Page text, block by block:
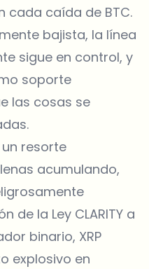
cada caída de BTC.
bajista, la línea
sigue en control, y
soporte
las cosas se
resorte
acumulando,
de la Ley CLARITY a
binario, XRP
explosivo en